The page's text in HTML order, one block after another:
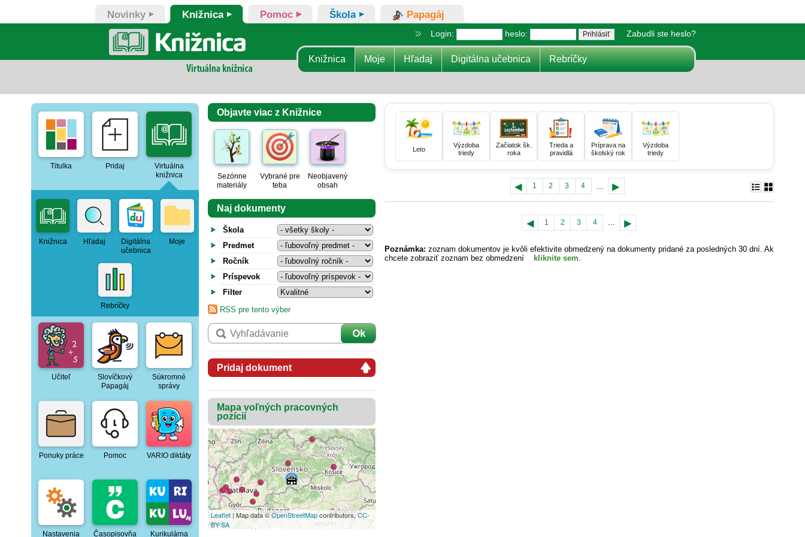
Novinky Knižnica Pomoc Škola Papagáj
Login: heslo: Zabudli ste heslo?
Knižnica Moje Hľadaj Digitálna učebnica Rebríčky
Titulka Pridaj
Virtuálna
knižnica
Knižnica Hľadaj
Digitálna
učebnica
Moje
Rebríčky
Učiteľ
Slovíčkový
Papagáj
Súkromné
správy
Ponuky práce Pomoc VARIO diktáty
Nastavenia Časopisovňa Kurikulárna
Objavte viac z Knižnice
Sezónne
materiály
Vybrané pre
teba
Neobjavený
obsah
Naj dokumenty
Škola
Predmet
Ročník
Príspevok
Filter
RSS pre tento výber
Pridaj dokument
Mapa voľných pracovných
pozícií
Leaflet | Map data ©OpenStreetMapcontributors,CC-
BY-SA
Leto
Výzdoba
triedy
Začiatok šk.
roka
Trieda a
pravidlá
Príprava na
školský rok
Výzdoba
triedy
◂ 1 2 3 4 ▸
◂ 1 2 3 4 ... ▸
Poznámka: zoznam dokumentov je kvôli efektivite obmedzený na dokumenty pridané za posledných 30 dní. Ak
chcete zobraziť zoznam bez obmedzení
kliknite sem